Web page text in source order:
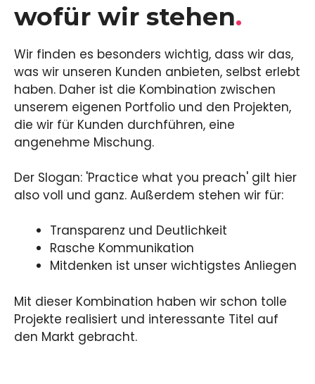
wofür wir stehen.
Wir finden es besonders wichtig, dass wir das,
was wir unseren Kunden anbieten, selbst erlebt
haben. Daher ist die Kombination zwischen
unserem eigenen Portfolio und den Projekten,
die wir für Kunden durchführen, eine
angenehme Mischung.
Der Slogan: 'Practice what you preach' gilt hier
also voll und ganz. Außerdem stehen wir für:
Transparenz und Deutlichkeit
Rasche Kommunikation
Mitdenken ist unser wichtigstes Anliegen
Mit dieser Kombination haben wir schon tolle
Projekte realisiert und interessante Titel auf
den Markt gebracht.